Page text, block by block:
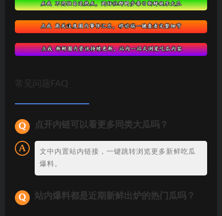
常见问题FAQ
点开内链可以看更多同类大瓜吗？
文中内置站内链接，一键跳转浏览更多新鲜吃瓜
爆料。
站内爆料都是近期新鲜出炉的热门瓜吗？